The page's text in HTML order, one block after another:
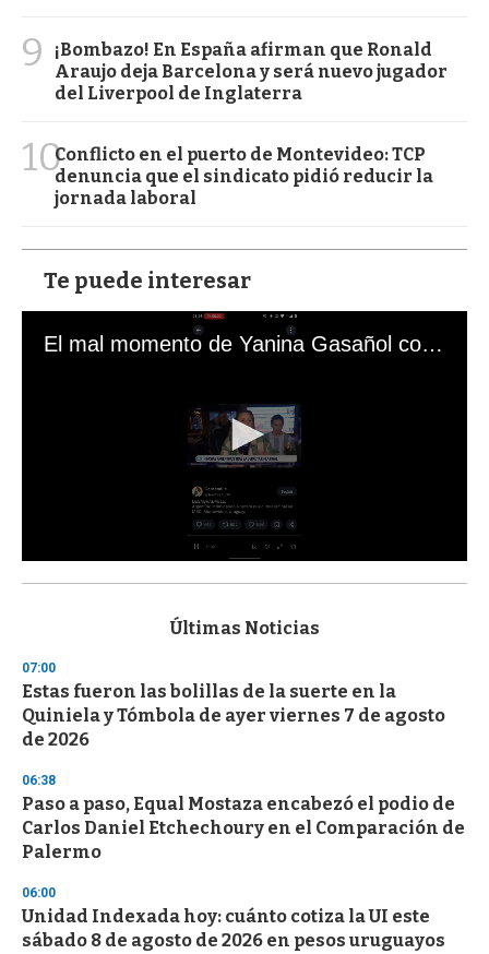
9
¡Bombazo! En España afirman que Ronald
Araujo deja Barcelona y será nuevo jugador
del Liverpool de Inglaterra
10Conflicto en el puerto de Montevideo: TCP
denuncia que el sindicato pidió reducir la
jornada laboral
Te puede interesar
El mal momento de Yanina Gasañol con un hincha argentino en "Subrayado"
s
d
s
o
f
3
s
e
c
o
n
Últimas Noticias
07:00
Estas fueron las bolillas de la suerte en la
Quiniela y Tómbola de ayer viernes 7 de agosto
de 2026
06:38
Paso a paso, Equal Mostaza encabezó el podio de
Carlos Daniel Etchechoury en el Comparación de
Palermo
06:00
Unidad Indexada hoy: cuánto cotiza la UI este
sábado 8 de agosto de 2026 en pesos uruguayos